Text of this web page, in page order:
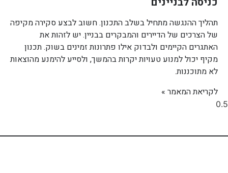
תהליך ההנגשה מתחיל בשלב התכנון. חשוב לבצע סקירה מקיפה
של הצרכים של הדיירים והמבקרים בבניין. יש לזהות את
האתגרים הקיימים ולבדוק אילו פתרונות זמינים בשוק. תכנון
מקיף יכול למנוע טעויות יקרות בהמשך, ולסייע להימנע מהוצאות
לא מתוכננות.
לקריאת המאמר »